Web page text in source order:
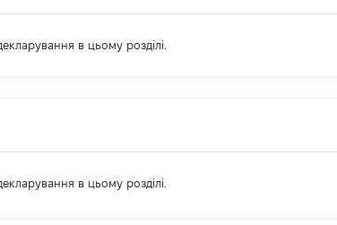
в цьому розділі.
в цьому розділі.